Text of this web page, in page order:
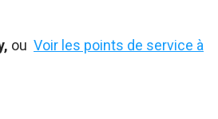
ou Voir les points de service à